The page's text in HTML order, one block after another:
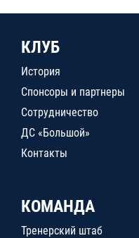
КЛУБ
История
Спонсоры и партнеры
Сотрудничество
ДС «Большой»
Контакты
КОМАНДА
Тренерский штаб